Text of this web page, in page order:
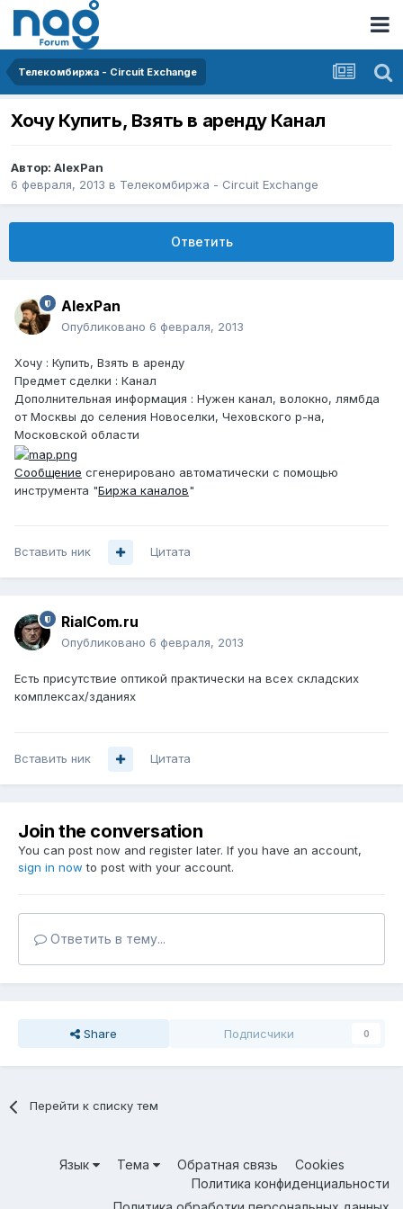
Телекомбиржа - Circuit Exchange
Хочу Купить, Взять в аренду Канал
Автор: AlexPan
6 февраля, 2013 в Телекомбиржа - Circuit Exchange
Ответить
AlexPan
Опубликовано 6 февраля, 2013
Хочу : Купить, Взять в аренду
Предмет сделки : Канал
Дополнительная информация : Нужен канал, волокно, лямбда
от Москвы до селения Новоселки, Чеховского р-на,
Московской области
Сообщение сгенерировано автоматически с помощью
инструмента "Биржа каналов"
Вставить ник Цитата
RialCom.ru
Опубликовано 6 февраля, 2013
Есть присутствие оптикой практически на всех складских
комплексах/зданиях
Вставить ник Цитата
Join the conversation
You can post now and register later. If you have an account,
sign in now to post with your account.
Ответить в тему...
Share Подписчики 0
Перейти к списку тем
Язык Тема Обратная связь
Cookies
Политика конфиденциальности